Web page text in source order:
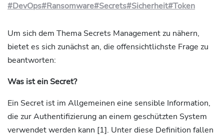
#DevOps#Ransomware#Secrets#Sicherheit#Token
Um sich dem Thema Secrets Management zu nähern,
bietet es sich zunächst an, die offensichtlichste Frage zu
beantworten:
Was ist ein Secret?
Ein Secret ist im Allgemeinen eine sensible Information,
die zur Authentifizierung an einem geschützten System
verwendet werden kann [1]. Unter diese Definition fallen